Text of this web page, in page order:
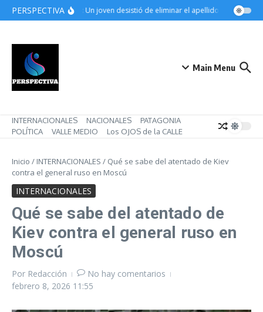
Saltar al contenido
PERSPECTIVABeltrán: Un joven desistió de eliminar el apellido paterno tras
Main Menu
INTERNACIONALES NACIONALES
PATAGONIA
POLÍTICA
VALLE MEDIO Los OJOS de la CALLE
Inicio / INTERNACIONALES / Qué se sabe del atentado de Kiev
contra el general ruso en Moscú
INTERNACIONALES
Qué se sabe del atentado de
Kiev contra el general ruso en
Moscú
Por Redacción
No hay comentarios
febrero 8, 2026 11:55